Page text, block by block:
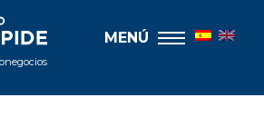
MENÚ